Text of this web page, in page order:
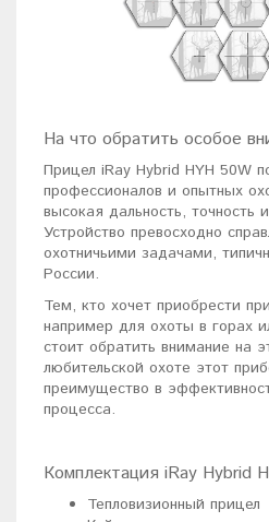
На что обратить особое
Прицел iRay Hybrid HYH 50W
профессионалов и опытных
высокая дальность, точность
Устройство превосходно
охотничьими задачами,
России.
Тем, кто хочет приобрести
например для охоты в горах
стоит обратить внимание на
любительской охоте этот
преимущество в
процесса.
Комплектация iRay Hybrid
Тепловизионный прицел